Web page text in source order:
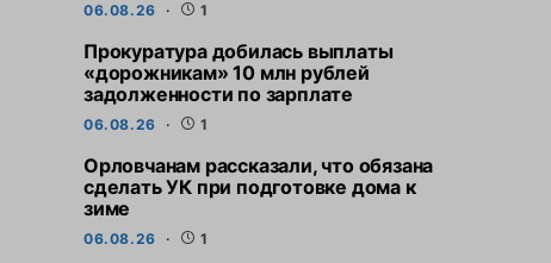
06.08.26 1
Прокуратура добилась выплаты
«дорожникам» 10 млн рублей
задолженности по зарплате
06.08.26 1
Орловчанам рассказали, что обязана
сделать УК при подготовке дома к
зиме
06.08.26 1